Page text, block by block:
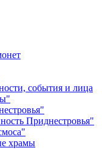
события и лица
Приднестровья"
храмы